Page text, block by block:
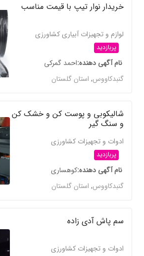
خریدار نوار تیپ با قیمت مناسب
لوازم و تجهیزات آبیاری کشاورزی
پربازدید
نام آگهی دهندهاحمد گمرکی
گنبدکاووس,استان گلستان
شالیکوبی و پوست کن و خشک کن
و سنگ گیر
ادوات و تجهیزات کشاورزی
پربازدید
نام آگهی دهندهکوهساری
گنبدکاووس,استان گلستان
سم پاش آدی زاده
ادوات و تجهیزات کشاورزی